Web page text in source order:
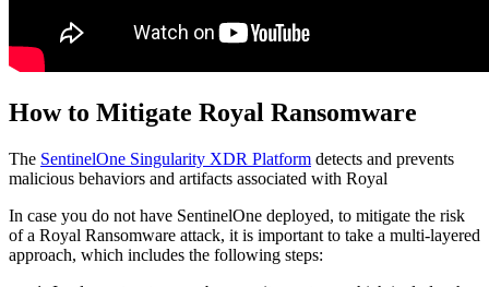
How to Mitigate Royal Ransomware
The SentinelOne Singularity XDR Platform detects and prevents
malicious behaviors and artifacts associated with Royal
In case you do not have SentinelOne deployed, to mitigate the risk
of a Royal Ransomware attack, it is important to take a multi-layered
approach, which includes the following steps: